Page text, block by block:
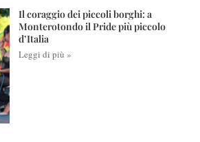
Il coraggio dei piccoli borghi: a
Monterotondo il Pride più piccolo
d’Italia
Leggi di più »